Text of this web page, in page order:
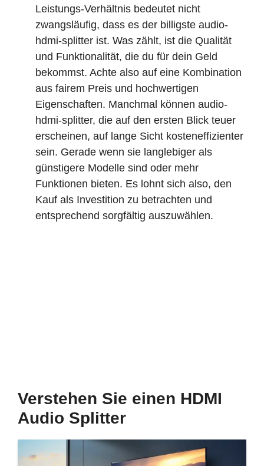
Leistungs-Verhältnis bedeutet nicht
zwangsläufig, dass es der billigste audio-
hdmi-splitter ist. Was zählt, ist die Qualität
und Funktionalität, die du für dein Geld
bekommst. Achte also auf eine Kombination
aus fairem Preis und hochwertigen
Eigenschaften. Manchmal können audio-
hdmi-splitter, die auf den ersten Blick teuer
erscheinen, auf lange Sicht kosteneffizienter
sein. Gerade wenn sie langlebiger als
günstigere Modelle sind oder mehr
Funktionen bieten. Es lohnt sich also, den
Kauf als Investition zu betrachten und
entsprechend sorgfältig auszuwählen.
Verstehen Sie einen HDMI
Audio Splitter